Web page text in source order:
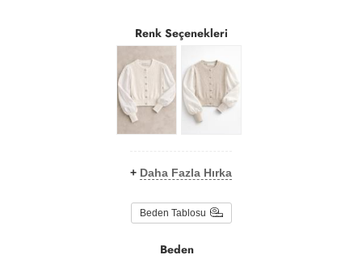
Renk Seçenekleri
+ Daha Fazla Hırka
Beden Tablosu
Beden